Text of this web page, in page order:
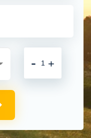
+
-